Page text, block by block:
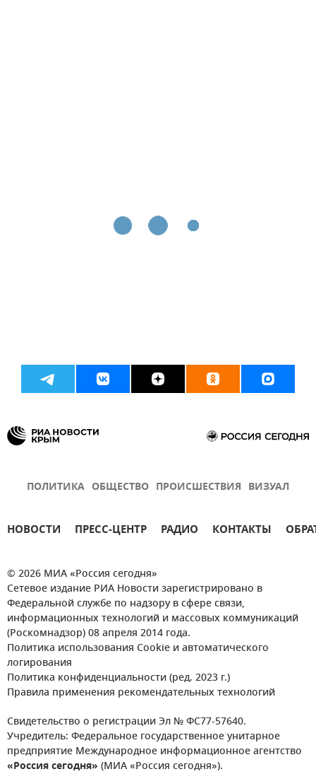
ПОЛИТИКА ОБЩЕСТВО ПРОИСШЕСТВИЯ ВИЗУАЛ
НОВОСТИ ПРЕСС-ЦЕНТР РАДИО КОНТАКТЫ
© 2026 МИА «Россия сегодня»
Сетевое издание РИА Новости зарегистрировано в
Федеральной службе по надзору в сфере связи,
информационных технологий и массовых коммуникаций
(Роскомнадзор) 08 апреля 2014 года.
Политика использования Cookie и автоматического
логирования
Политика конфиденциальности (ред. 2023 г.)
Правила применения рекомендательных технологий
Свидетельство о регистрации Эл № ФС77-57640.
Учредитель: Федеральное государственное унитарное
предприятие Международное информационное агентство
«Россия сегодня» (МИА «Россия сегодня»).